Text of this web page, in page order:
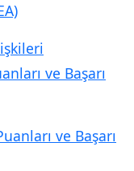
ve Başarı
ve Başarı